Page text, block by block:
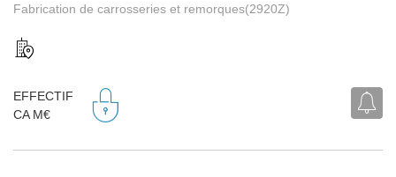
Fabrication de carrosseries et remorques(2920Z)
EFFECTIF
CA M€